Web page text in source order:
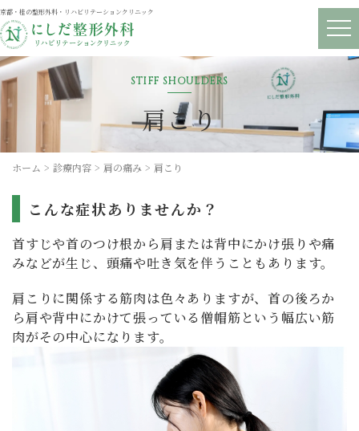
京都・桂の整形外科・リハビリテーションクリニック
メニ
肩こり
ホーム 診療内容 肩の痛み 肩こり
こんな症状ありませんか？
首すじや首のつけ根から肩または背中にかけ張りや痛
みなどが生じ、頭痛や吐き気を伴うこともあります。
肩こりに関係する筋肉は色々ありますが、首の後ろか
ら肩や背中にかけて張っている僧帽筋という幅広い筋
肉がその中心になります。